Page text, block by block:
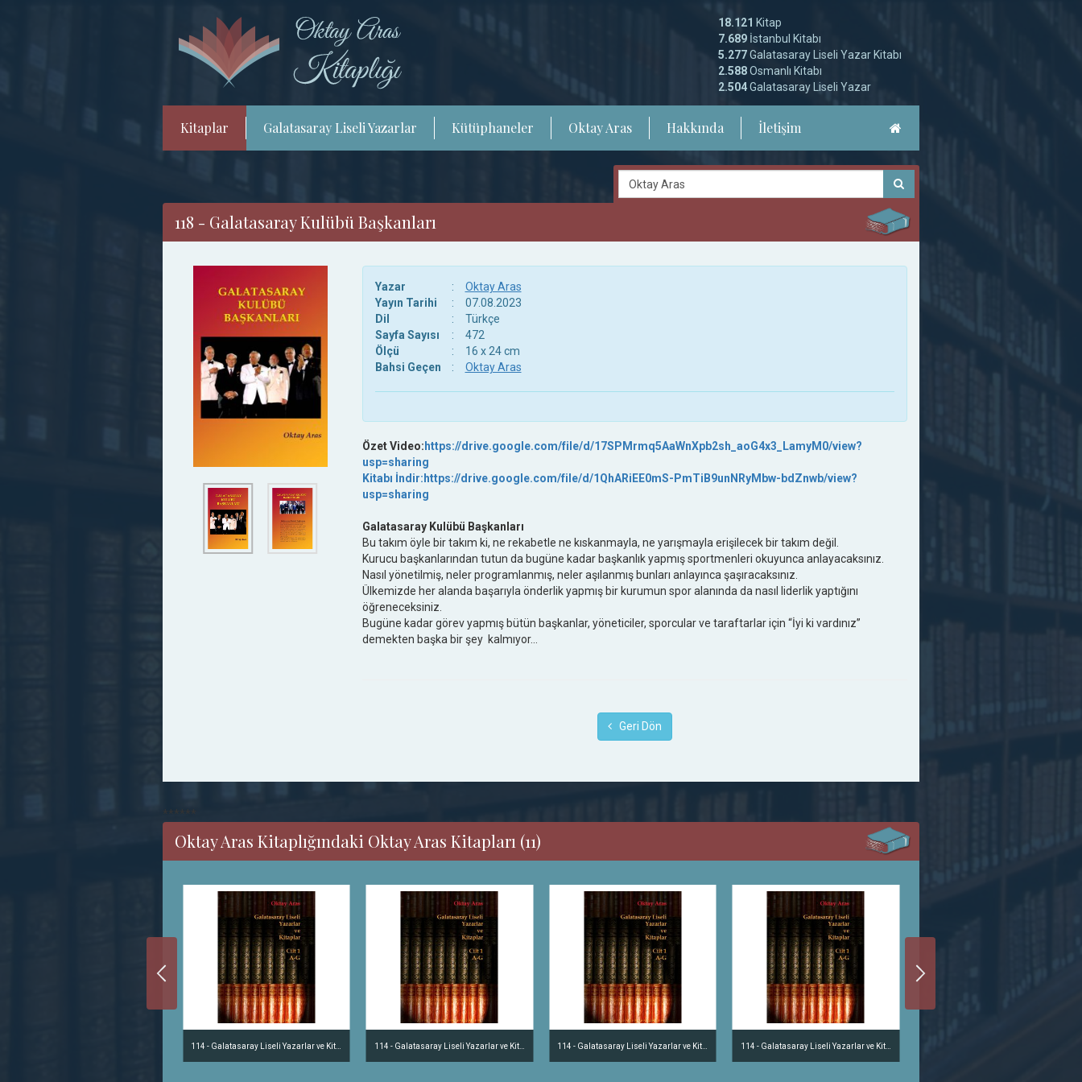
18.121 Kitap
7.689 İstanbul Kitabı
5.277Galatasaray Liseli Yazar Kitabı
2.588Osmanlı Kitabı
2.504Galatasaray Liseli Yazar
Kitaplar Galatasaray Liseli Yazarlar Kütüphaneler Oktay Aras Hakkında İletişim
118 - Galatasaray Kulübü Başkanları
Yazar :
Oktay Aras
Yayın Tarihi
:
07.08.2023
Dil
:
Türkçe
Sayfa Sayısı
:
472
Ölçü
:
16 x 24 cm
Bahsi Geçen
: Oktay Aras
Özet Video: https://drive.google.com/file/d/17SPMrmq5AaWnXpb2sh_aoG4x3_LamyM0/view?
usp=sharing
Kitabı İndir:https://drive.google.com/file/d/1QhARiEE0mS-PmTiB9unNRyMbw-bdZnwb/view?
usp=sharing
Galatasaray Kulübü Başkanları
Bu takım öyle bir takım ki, ne rekabetle ne kıskanmayla, ne yarışmayla erişilecek bir takım değil.
Kurucu başkanlarından tutun da bugüne kadar başkanlık yapmış sportmenleri okuyunca anlayacaksınız.
Nasıl yönetilmiş, neler programlanmış, neler aşılanmış bunları anlayınca şaşıracaksınız.
Ülkemizde her alanda başarıyla önderlik yapmış bir kurumun spor alanında da nasıl liderlik yaptığını
öğreneceksiniz.
Bugüne kadar görev yapmış bütün başkanlar, yöneticiler, sporcular ve taraftarlar için “İyi ki vardınız”
demekten başka bir şey kalmıyor...
Geri Dön
******
Oktay Aras Kitaplığındaki Oktay Aras Kitapları (11)
114 - Galatasaray Liseli Yazarlar ve Kitaplar Cilt 1 - A-G 114 - Galatasaray Liseli Yazarlar ve Kitaplar Cilt 1 - A-G